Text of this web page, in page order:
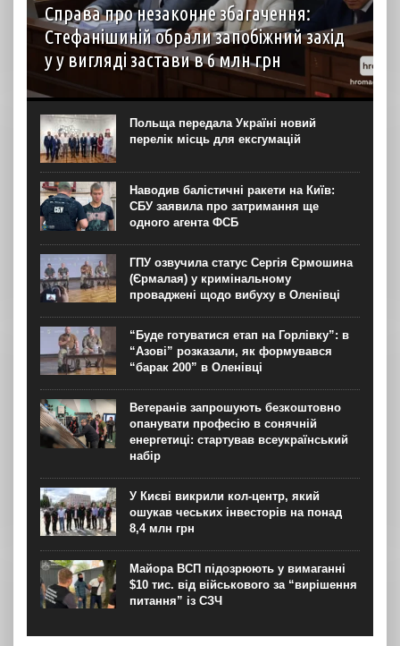
Справа про незаконне збагачення:
Стефанішиній обрали запобіжний захід
у у вигляді застави в 6 млн грн
Колишній посолці України у США Ользі Стефанішиній
обрали запобіжний захід – заставу розміром 6 мільйонів
гривень в межах справи про незаконне збагачення. Про
це зранку 6 серпня повідомляє “Громадське”....
Польща передала Україні новий
перелік місць для ексгумацій
Наводив балістичні ракети на Київ:
СБУ заявила про затримання ще
одного агента ФСБ
ГПУ озвучила статус Сергія Єрмошина
(Єрмалая) у кримінальному
проваджені щодо вибуху в Оленівці
“Буде готуватися етап на Горлівку”: в
“Азові” розказали, як формувався
“барак 200” в Оленівці
Ветеранів запрошують безкоштовно
опанувати професію в сонячній
енергетиці: стартував всеукраїнський
набір
У Києві викрили кол-центр, який
ошукав чеських інвесторів на понад
8,4 млн грн
Майора ВСП підозрюють у вимаганні
$10 тис. від військового за “вирішення
питання” із СЗЧ